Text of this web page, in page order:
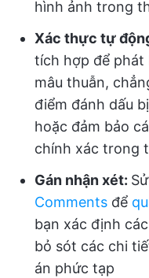
hình ảnh trong
Xác thực tự
tích hợp để phát
mâu thuẫn,
điểm đánh dấu
hoặc đảm bảo
chính xác trong
Gán nhận xét:
Comments để
bạn xác định
bỏ sót các chi
án phức tạp